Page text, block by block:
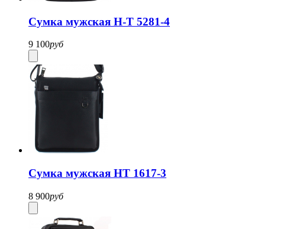
Сумка мужская H-T 5281-4
9 100руб
Сумка мужская HT 1617-3
8 900руб